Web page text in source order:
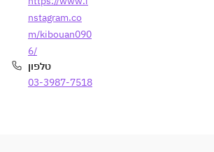
nstagram.co
m/kibouan090
6/
טלפון
03-3987-7518